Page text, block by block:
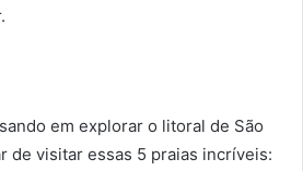
em explorar o litoral de São
de visitar essas 5 praias incríveis: